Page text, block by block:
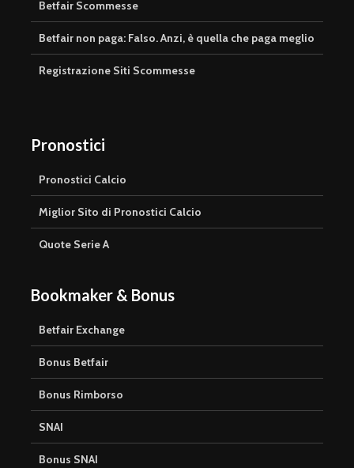
Betfair Scommesse
Betfair non paga: Falso. Anzi, è quella che paga meglio
Registrazione Siti Scommesse
Pronostici
Pronostici Calcio
Miglior Sito di Pronostici Calcio
Quote Serie A
Bookmaker & Bonus
Betfair Exchange
Bonus Betfair
Bonus Rimborso
SNAI
Bonus SNAI